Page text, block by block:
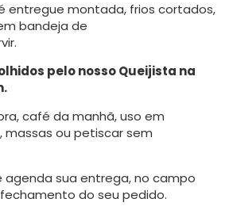
entregue montada, frios cortados,
bandeja de
pelo nosso Queijista na
café da manhã, uso em
massas ou petiscar sem
agenda sua entrega, no campo
do seu pedido.